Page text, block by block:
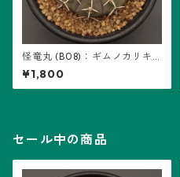
怪竜丸 (B08)：ギムノカリキ
ウム属 ※実生
¥1,800
セール中の商品